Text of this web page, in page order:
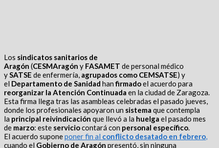
Los sindicatos sanitarios de
Aragón (CESMAragón y FASAMET de personal médico
ySATSE de enfermería, agrupados como CEMSATSE) y
el Departamento de Sanidad hanfirmadoel acuerdo para
reorganizar la Atención Continuada en la ciudad de Zaragoza.
Esta firma llega tras las asambleas celebradas el pasado jueves,
donde los profesionales apoyaron un sistema que contempla
la principal reivindicación que llevó a la huelga el pasado mes
de marzo: este serviciocontará con personal específico.
El acuerdo suponeponer fin al conflicto desatado en febrero,
cuando el Gobierno de Aragón presentó, sin ninguna